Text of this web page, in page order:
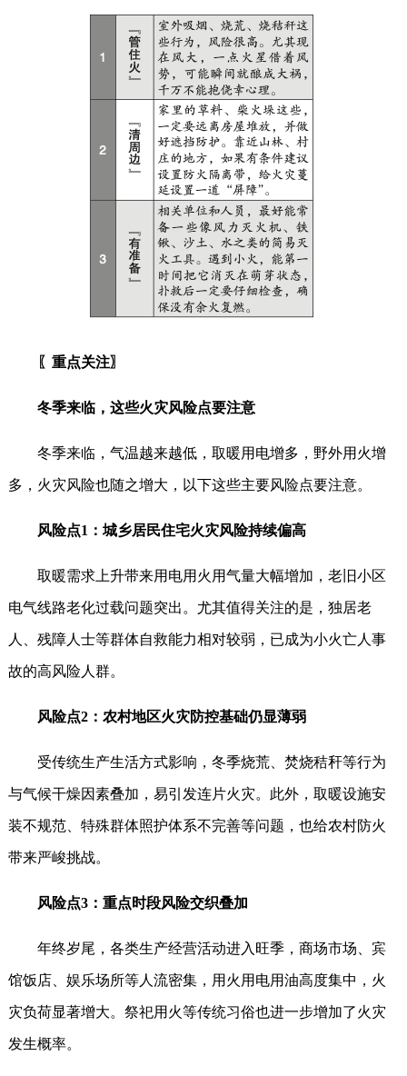
〖重点关注〗
冬季来临，这些火灾风险点要注意
冬季来临，气温越来越低，取暖用电增多，野外用火增
多，火灾风险也随之增大，以下这些主要风险点要注意。
风险点1：城乡居民住宅火灾风险持续偏高
取暖需求上升带来用电用火用气量大幅增加，老旧小区
电气线路老化过载问题突出。尤其值得关注的是，独居老
人、残障人士等群体自救能力相对较弱，已成为小火亡人事
故的高风险人群。
风险点2：农村地区火灾防控基础仍显薄弱
受传统生产生活方式影响，冬季烧荒、焚烧秸秆等行为
与气候干燥因素叠加，易引发连片火灾。此外，取暖设施安
装不规范、特殊群体照护体系不完善等问题，也给农村防火
带来严峻挑战。
风险点3：重点时段风险交织叠加
年终岁尾，各类生产经营活动进入旺季，商场市场、宾
馆饭店、娱乐场所等人流密集，用火用电用油高度集中，火
灾负荷显著增大。祭祀用火等传统习俗也进一步增加了火灾
发生概率。